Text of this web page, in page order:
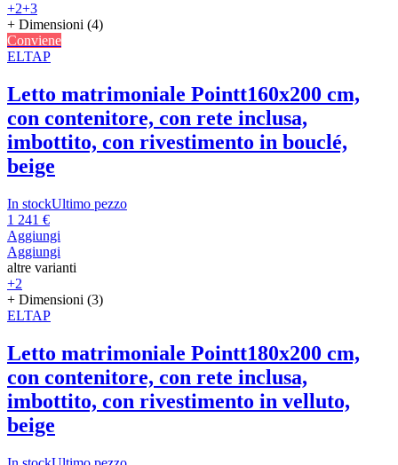
+2+3
+ Dimensioni (4)
Conviene
ELTAP
Letto matrimoniale Pointt160x200 cm,
con contenitore, con rete inclusa,
imbottito, con rivestimento in bouclé,
beige
In stockUltimo pezzo
1 241 €
Aggiungi
Aggiungi
altre varianti
+2
+ Dimensioni (3)
ELTAP
Letto matrimoniale Pointt180x200 cm,
con contenitore, con rete inclusa,
imbottito, con rivestimento in velluto,
beige